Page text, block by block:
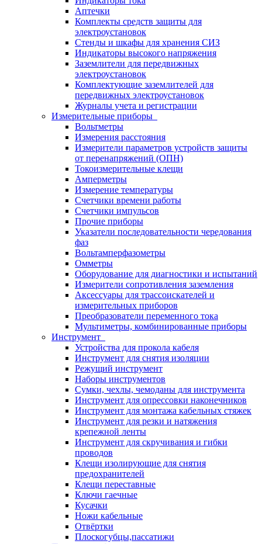
Аптечки
Комплекты средств защиты для
электроустановок
Стенды и шкафы для хранения СИЗ
Индикаторы высокого напряжения
Заземлители для передвижных
электроустановок
Комплектующие заземлителей для
передвижных электроустановок
Журналы учета и регистрации
Измерительные приборы
Вольтметры
Измерения расстояния
Измерители параметров устройств защиты
от перенапряжений (ОПН)
Токоизмерительные клещи
Амперметры
Измерение температуры
Счетчики времени работы
Счетчики импульсов
Прочие приборы
Указатели последовательности чередования
фаз
Вольтамперфазометры
Омметры
Оборудование для диагностики и испытаний
Измерители сопротивления заземления
Аксессуары для трассоискателей и
измерительных приборов
Преобразователи переменного тока
Мультиметры, комбинированные приборы
Инструмент
Устройства для прокола кабеля
Инструмент для снятия изоляции
Режущий инструмент
Наборы инструментов
Сумки, чехлы, чемоданы для инструмента
Инструмент для опрессовки наконечников
Инструмент для монтажа кабельных стяжек
Инструмент для резки и натяжения
крепежной ленты
Инструмент для скручивания и гибки
проводов
Клещи изолирующие для снятия
предохранителей
Клещи переставные
Ключи гаечные
Кусачки
Ножи кабельные
Отвёртки
Плоскогубцы,пассатижи